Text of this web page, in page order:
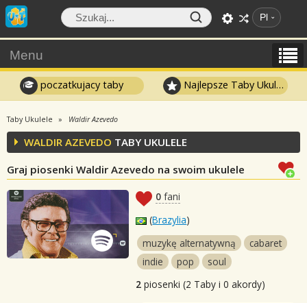
Pl
Menu
poczatkujacy taby Najlepsze Taby Ukulele
Taby Ukulele Waldir Azevedo
WALDIR AZEVEDO TABY UKULELE
Graj piosenki Waldir Azevedo na swoim ukulele
0 fani
(Brazylia)
muzykę alternatywną
cabaret
indie
pop
soul
2 piosenki (2 Taby i 0 akordy)